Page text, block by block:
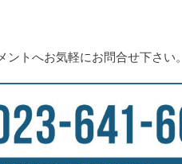
トへお気軽にお問合せ下さい。